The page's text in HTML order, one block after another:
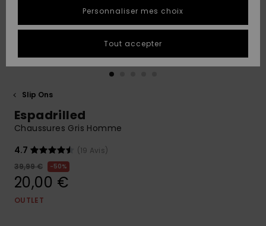
tailles
conversation
à votre
Démarrer
Slip Ons
Espadrilled
Chaussures Gris Homme
4.7
(19 Avis)
39,99 €
50%
20,00 €
OUTLET
Personnaliser mes choix
Tout accepter